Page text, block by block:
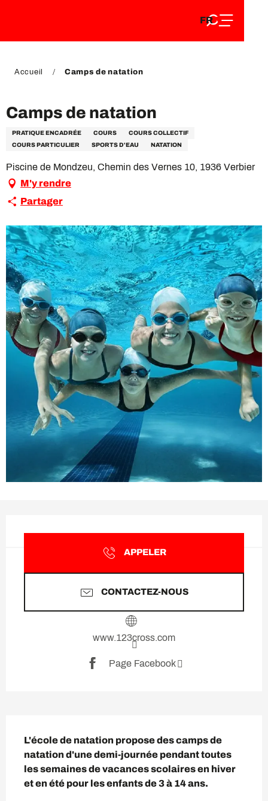
DE
FR
EN
Accueil Camps de natation
Camps de natation
PRATIQUE ENCADRÉE COURS
COURS COLLECTIF
COURS PARTICULIER
SPORTS D'EAU NATATION
Piscine de Mondzeu, Chemin des Vernes 10, 1936 Verbier
M'y rendre
Partager
APPELER
CONTACTEZ-NOUS
www.123cross.com
Page Facebook
L'école de natation propose des camps de
natation d'une demi-journée pendant toutes
les semaines de vacances scolaires en hiver
et en été pour les enfants de 3 à 14 ans.